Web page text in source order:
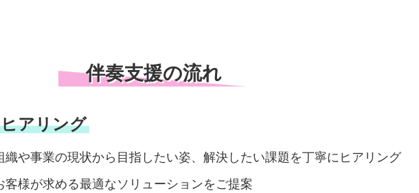
伴奏支援の流れ
アリング
織や事業の現状から目指したい姿、解決したい課題を丁寧にヒアリング
客様が求める最適なソリューションをご提案